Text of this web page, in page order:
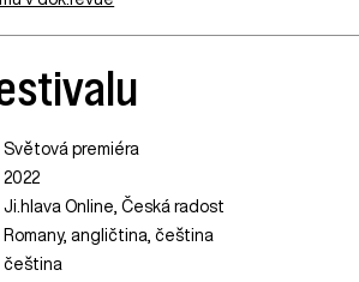
Světová premiéra
2022
Ji.hlava Online,Česká radost
Romany, angličtina, čeština
čeština